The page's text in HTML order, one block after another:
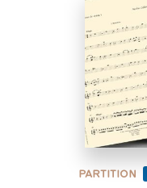
PARTITION